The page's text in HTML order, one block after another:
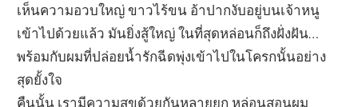
เห็นความอวบใหญ่ ขาวไร้ขน อ้าปากงับอยู่บนเจ้าหนู
เข้าไปด้วยแล้ว มันยิ่งสู้ใหญ่ ในที่สุดหล่อนก็ถึงฝั่งฝัน…
พร้อมกับผมที่ปล่อยน้ำรักฉีดพุ่งเข้าไปในโครกนั้นอย่าง
สุดยั้งใจ
คืนนั้น เรามีความสุขด้วยกันหลายยก หล่อนสอนผม